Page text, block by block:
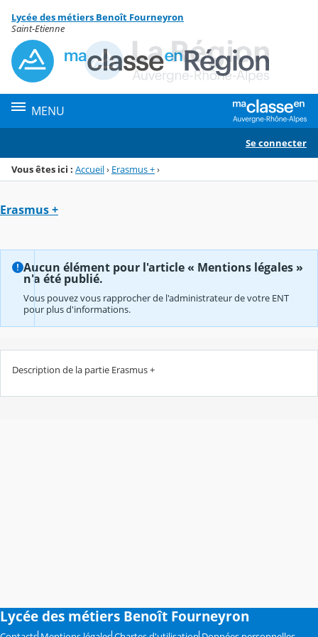
Menu de la rubrique
Contenu
Lycée des métiers Benoît Fourneyron
Saint-Etienne
MENU
Se connecter
Vous êtes ici : Accueil› Erasmus +›
Erasmus +
Aucun élément pour l'article « Mentions légales »
n'a été publié.
Vous pouvez vous rapprocher de l'administrateur de votre ENT
pour plus d'informations.
Description de la partie Erasmus +
Lycée des métiers Benoît Fourneyron